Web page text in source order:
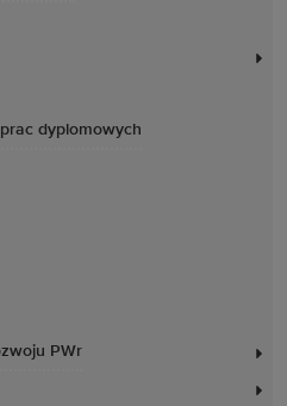
dyplomowych
PWr